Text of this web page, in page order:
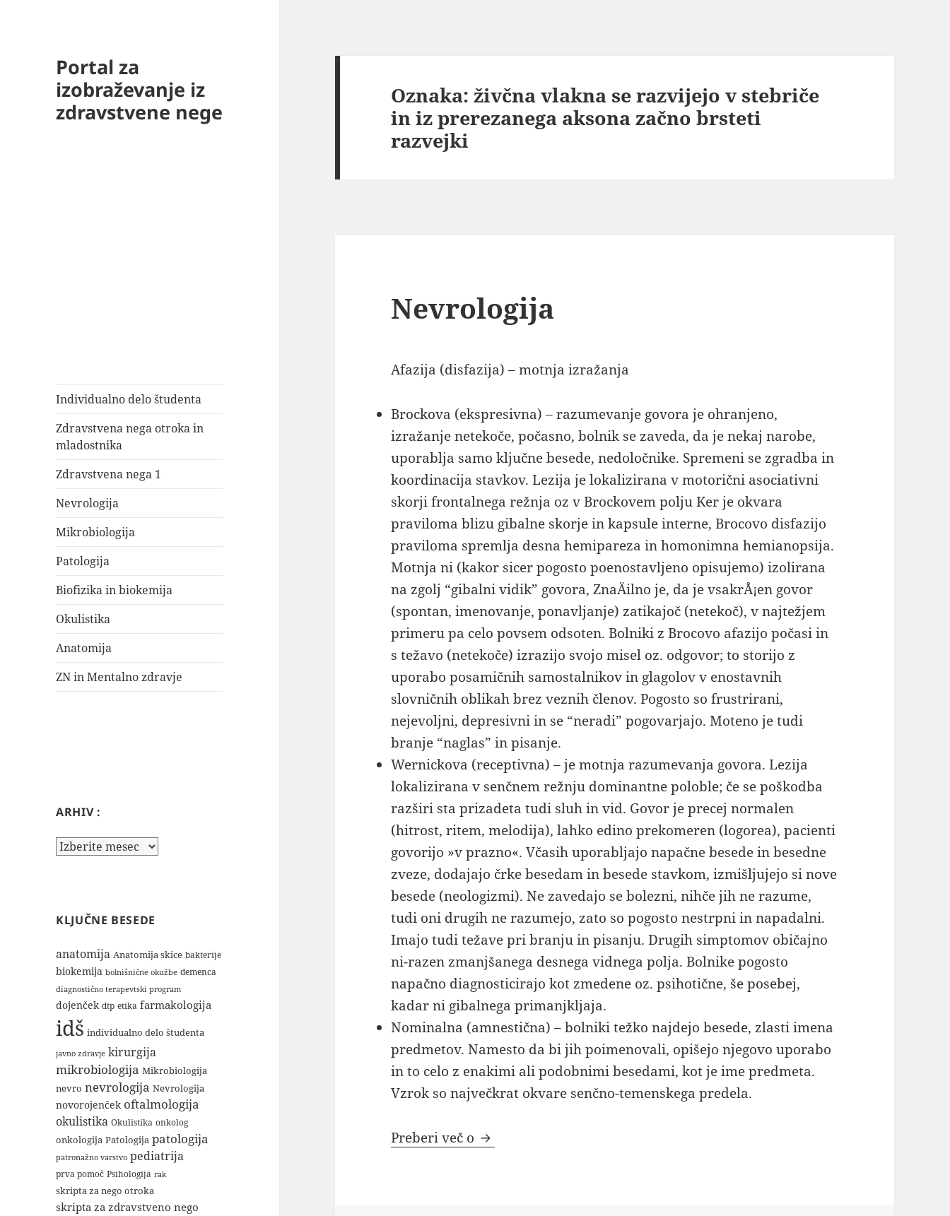
Portal za
izobraževanje iz
zdravstvene nege
Individualno delo študenta
Zdravstvena nega otroka in
mladostnika
Zdravstvena nega 1
Nevrologija
Mikrobiologija
Patologija
Biofizika in biokemija
Okulistika
Anatomija
ZN in Mentalno zdravje
ARHIV :
Arhiv
KLJUČNE BESEDE
anatomija Anatomija skice bakterije
biokemija bolnišnične okužbe demenca
diagnostično terapevtski program
dojenček dtp etika farmakologija
idš individualno delo študenta
javno zdravje kirurgija
mikrobiologija Mikrobiologija
nevro nevrologija Nevrologija
novorojenček oftalmologija
okulistika Okulistika onkolog
onkologija Patologija patologija
patronažno varstvo pediatrija
prva pomoč Psihologija rak
skripta za nego otroka
skripta za zdravstveno nego
Oznaka:živčna vlakna se razvijejo v stebriče
in iz prerezanega aksona začno brsteti
razvejki
Nevrologija
Afazija (disfazija) – motnja izražanja
Brockova (ekspresivna) – razumevanje govora je ohranjeno,
izražanje netekoče, počasno, bolnik se zaveda, da je nekaj narobe,
uporablja samo ključne besede, nedoločnike. Spremeni se zgradba in
koordinacija stavkov. Lezija je lokalizirana v motorični asociativni
skorji frontalnega režnja oz v Brockovem polju Ker je okvara
praviloma blizu gibalne skorje in kapsule interne, Brocovo disfazijo
praviloma spremlja desna hemipareza in homonimna hemianopsija.
Motnja ni (kakor sicer pogosto poenostavljeno opisujemo) izolirana
na zgolj “gibalni vidik” govora, ZnaÄilno je, da je vsakrÅ¡en govor
(spontan, imenovanje, ponavljanje) zatikajoč (netekoč), v najtežjem
primeru pa celo povsem odsoten. Bolniki z Brocovo afazijo počasi in
s težavo (netekoče) izrazijo svojo misel oz. odgovor; to storijo z
uporabo posamičnih samostalnikov in glagolov v enostavnih
slovničnih oblikah brez veznih členov. Pogosto so frustrirani,
nejevoljni, depresivni in se “neradi” pogovarjajo. Moteno je tudi
branje “naglas” in pisanje.
Wernickova (receptivna) – je motnja razumevanja govora. Lezija
lokalizirana v senčnem režnju dominantne poloble; če se poškodba
razširi sta prizadeta tudi sluh in vid. Govor je precej normalen
(hitrost, ritem, melodija), lahko edino prekomeren (logorea), pacienti
govorijo »v prazno«. Včasih uporabljajo napačne besede in besedne
zveze, dodajajo črke besedam in besede stavkom, izmišljujejo si nove
besede (neologizmi). Ne zavedajo se bolezni, nihče jih ne razume,
tudi oni drugih ne razumejo, zato so pogosto nestrpni in napadalni.
Imajo tudi težave pri branju in pisanju. Drugih simptomov običajno
ni-razen zmanjšanega desnega vidnega polja. Bolnike pogosto
napačno diagnosticirajo kot zmedene oz. psihotične, še posebej,
kadar ni gibalnega primanjkljaja.
Nominalna (amnestična) – bolniki težko najdejo besede, zlasti imena
predmetov. Namesto da bi jih poimenovali, opišejo njegovo uporabo
in to celo z enakimi ali podobnimi besedami, kot je ime predmeta.
Vzrok so največkrat okvare senčno-temenskega predela.
Preberi več o Nevrologija